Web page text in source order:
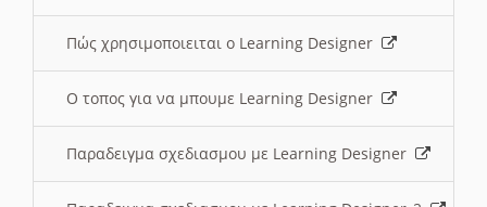
Πώς χρησιμοποιειται ο Learning Designer
O τοπος για να μπουμε Learning Designer
Παραδειγμα σχεδιασμου με Learning Designer